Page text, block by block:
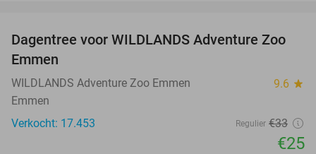
24%
Dagentree voor WILDLANDS Adventure Zoo
Emmen
WILDLANDS Adventure Zoo Emmen 9.6 star
Emmen
Verkocht: 17.453
Regulier €33
€25